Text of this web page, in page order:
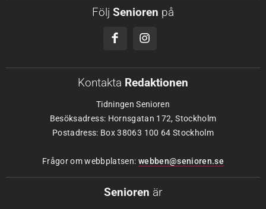
Följ Senioren på
Kontakta Redaktionen
Tidningen Senioren
Besöksadress: Hornsgatan 172, Stockholm
Postadress: Box 38063 100 64 Stockholm
Frågor om webbplatsen: webben@senioren.se
Senioren är